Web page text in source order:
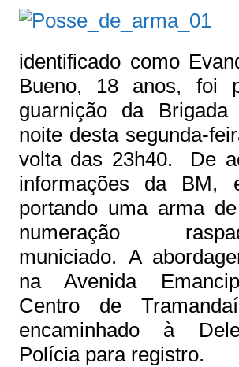
identificado como
Bueno, 18 anos, foi
guarnição da
noite desta segunda-
volta das 23h40. De
informações da BM,
portando uma arma
numeração
municiado. A
na Avenida
Centro de
encaminhado à
Polícia para registro.